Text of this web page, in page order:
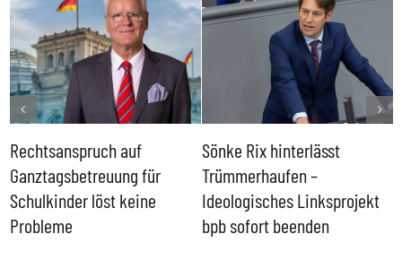
Rechtsanspruch auf
Ganztagsbetreuung für
Schulkinder löst keine
Probleme
Sönke Rix hinterlässt
Trümmerhaufen –
Ideologisches Linksprojekt
bpb sofort beenden